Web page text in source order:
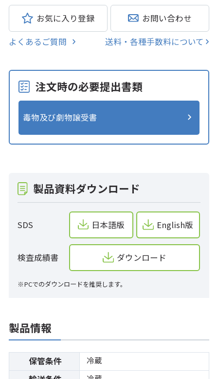
お気に入り登録 お問い合わせ
よくあるご質問 送料・各種手数料について
注文時の必要提出書類
毒物及び劇物譲受書
製品資料ダウンロード
SDS 日本語版 English版
検査成績書 ダウンロード
※PCでのダウンロードを推奨します。
製品情報
保管条件 冷蔵